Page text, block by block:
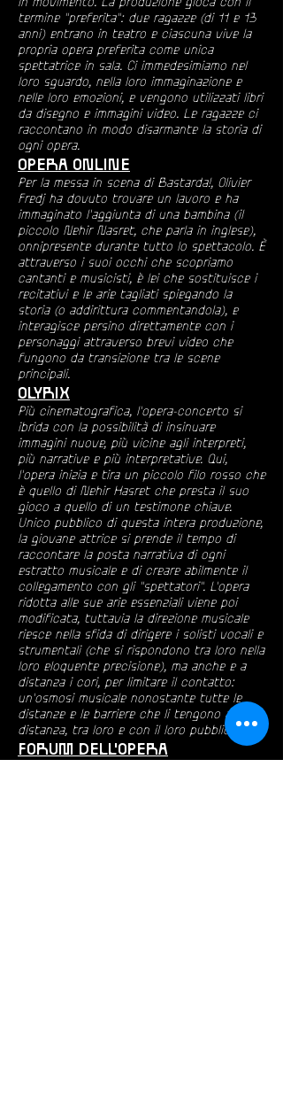
termine "preferita": due ragazze (di 11 e 13
anni) entrano in teatro e ciascuna vive la
propria opera preferita come unica
spettatrice in sala. Ci immedesimiamo nel
loro sguardo, nella loro immaginazione e
nelle loro emozioni, e vengono utilizzati libri
da disegno e immagini video. Le ragazze ci
raccontano in modo disarmante la storia di
ogni opera.
OPERA ONLINE
Per la messa in scena di Bastarda!, Olivier
Fredj ha dovuto trovare un lavoro e ha
immaginato l'aggiunta di una bambina (il
piccolo Nehir Nasret, che parla in inglese),
onnipresente durante tutto lo spettacolo. È
attraverso i suoi occhi che scopriamo
cantanti e musicisti, è lei che sostituisce i
recitativi e le arie tagliati spiegando la
storia (o addirittura commentandola), e
interagisce persino direttamente con i
personaggi attraverso brevi video che
fungono da transizione tra le scene
principali.
OLYRIX
Più cinematografica, l'opera-concerto si
ibrida con la possibilità di insinuare
immagini nuove, più vicine agli interpreti,
più narrative e più interpretative. Qui,
l'opera inizia e tira un piccolo filo rosso che
è quello di Nehir Hasret che presta il suo
gioco a quello di un testimone chiave.
Unico pubblico di questa intera produzione,
la giovane attrice si prende il tempo di
raccontare la posta narrativa di ogni
estratto musicale e di creare abilmente il
collegamento con gli "spettatori". L'opera
ridotta alle sue arie essenziali viene poi
modificata, tuttavia la direzione musicale
riesce nella sfida di dirigere i solisti vocali e
strumentali (che si rispondono tra loro nella
loro eloquente precisione), ma anche e a
distanza i cori, per limitare il contatto:
un'osmosi musicale nonostante tutte le
distanze e le barriere che li tengono a
distanza, tra loro e con il loro pubblico.
FORUM DELL'OPERA